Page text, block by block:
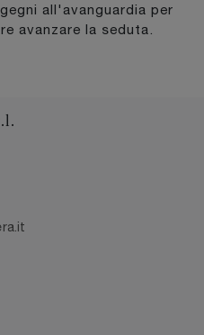
all'avanguardia per
avanzare la seduta.